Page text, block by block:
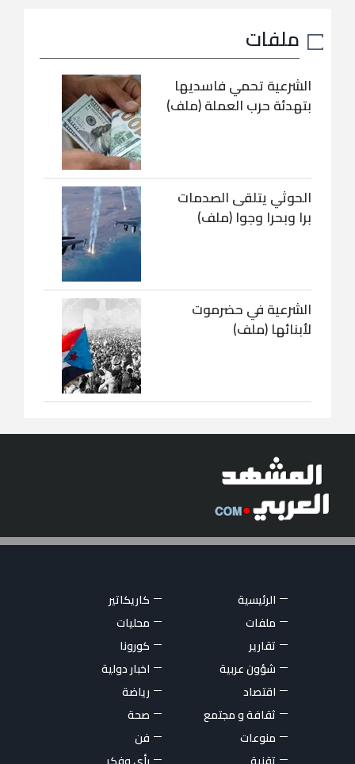
ملفات
الشرعية تحمي فاسديها
بتهدئة حرب العملة (ملف)
الحوثي يتلقى الصدمات
برا وبحرا وجوا (ملف)
الشرعية في حضرموت
لأبنائها (ملف)
الرئيسية
كاريكاتير
ملفات
محليات
تقارير
كورونا
شؤون عربية
اخبار دولية
اقتصاد
رياضة
ثقافة و مجتمع
صحة
منوعات
فن